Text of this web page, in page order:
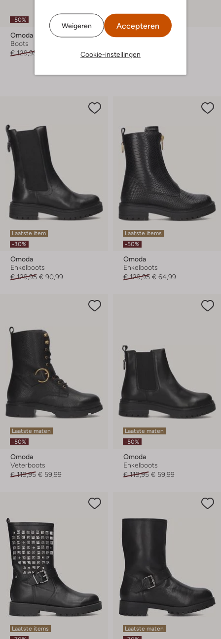
Weigeren Accepteren
Cookie-instellingen
-50%
Omoda
Boots
€ 129,95
Omoda
€ 99,95
Laatste item
-30%
Omoda
Enkelboots
€ 129,95 € 90,99
Laatste items
-50%
Omoda
Enkelboots
€ 129,95 € 64,99
Laatste maten
-50%
Omoda
Veterboots
€ 119,95 € 59,99
Laatste maten
-50%
Omoda
Enkelboots
€ 119,95 € 59,99
Laatste items
Laatste maten